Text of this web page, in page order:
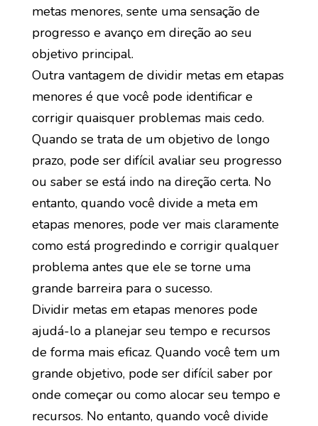
metas menores, sente uma sensação de
progresso e avanço em direção ao seu
objetivo principal.
Outra vantagem de dividir metas em etapas
menores é que você pode identificar e
corrigir quaisquer problemas mais cedo.
Quando se trata de um objetivo de longo
prazo, pode ser difícil avaliar seu progresso
ou saber se está indo na direção certa. No
entanto, quando você divide a meta em
etapas menores, pode ver mais claramente
como está progredindo e corrigir qualquer
problema antes que ele se torne uma
grande barreira para o sucesso.
Dividir metas em etapas menores pode
ajudá-lo a planejar seu tempo e recursos
de forma mais eficaz. Quando você tem um
grande objetivo, pode ser difícil saber por
onde começar ou como alocar seu tempo e
recursos. No entanto, quando você divide